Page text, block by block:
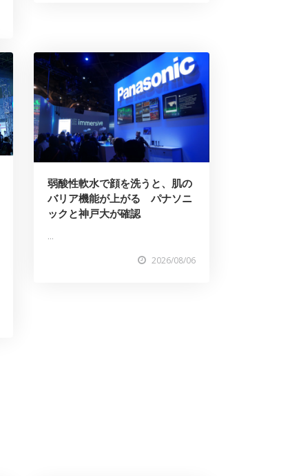
弱酸性軟水で顔を洗うと、肌の
バリア機能が上がる パナソニ
ックと神戸大が確認
...
2026/08/06